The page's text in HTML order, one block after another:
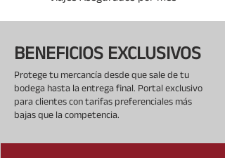
BENEFICIOS EXCLUSIVOS
Protege tu mercancía desde que sale de tu
bodega hasta la entrega final. Portal exclusivo
para clientes con tarifas preferenciales más
bajas que la competencia.